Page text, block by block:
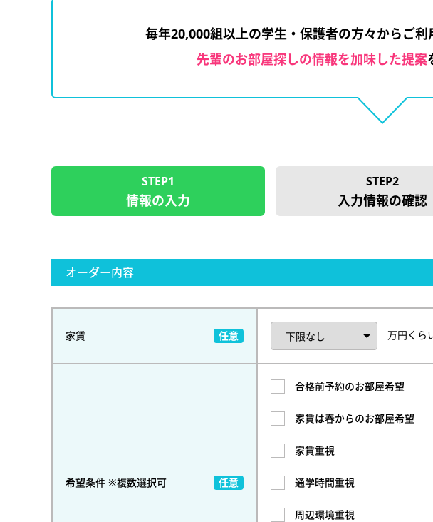
毎年20,000組以上の学生・保護者の方々からご利
先輩のお部屋探しの情報を加味した提案
STEP1
情報の入力
STEP2
入力情報の確認
オーダー内容
家賃 万円くら
希望条件 ※複数選択可
合格前予約のお部屋希望
家賃は春からのお部屋希望
家賃重視
通学時間重視
周辺環境重視